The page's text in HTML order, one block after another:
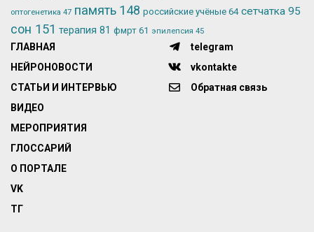
оптогенетика 47 память 148 российские учёные 64 сетчатка 95
сон 151 терапия 81 фмрт 61 эпилепсия 45
ГЛАВНАЯ
НЕЙРОНОВОСТИ
СТАТЬИ И ИНТЕРВЬЮ
ВИДЕО
МЕРОПРИЯТИЯ
ГЛОССАРИЙ
О ПОРТАЛЕ
VK
ТГ
telegram
vkontakte
Обратная связь